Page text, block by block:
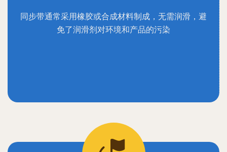
同步带通常采用橡胶或合成材料制成，无需润滑，避
免了润滑剂对环境和产品的污染